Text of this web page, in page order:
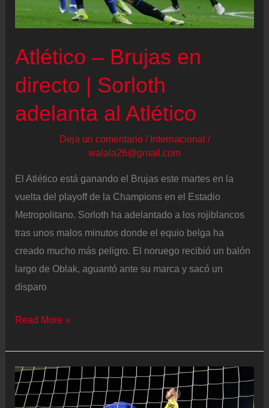
final
Atlético – Brujas en
directo | Sorloth
adelanta al Atlético
Deja un comentario / Internacional /
walala26@gmail.com
El Atlético está ganando el Brujas este martes en la
vuelta del playoff de la Champions en el Estadio
Metropolitano. Sorloth ha adelantado a los rojiblancos
tras unos malos minutos donde el equio belga ha
creado mucho más peligro. El noruego recibió un balón
largo de Oblak, aguantó ante su marca y sacó un
disparo
Atlético
Brujas
en
directo
Read More »